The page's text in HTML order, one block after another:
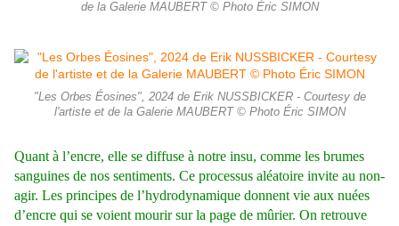
de la Galerie MAUBERT © Photo Éric SIMON
"Les Orbes Éosines", 2024 de Erik NUSSBICKER - Courtesy de
l'artiste et de la Galerie MAUBERT © Photo Éric SIMON
Quant à l’encre, elle se diffuse à notre insu, comme les brumes
sanguines de nos sentiments. Ce processus aléatoire invite au non-
agir. Les principes de l’hydrodynamique donnent vie aux nuées
d’encre qui se voient mourir sur la page de mûrier. On retrouve